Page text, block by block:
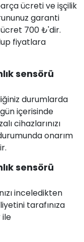
ücreti ve işçilik
garanti
700 ₺'dir.
fiyatlara
sensörü
durumlarda
içerisinde
cihazlarınızı
onarım
sensörü
inceledikten
tarafınıza
ile